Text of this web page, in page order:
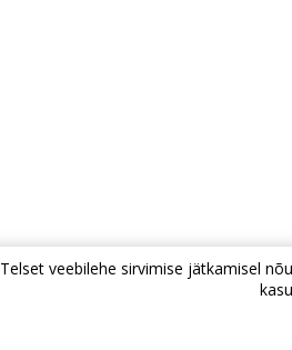
Telset veebilehe sirvimise jätkamisel